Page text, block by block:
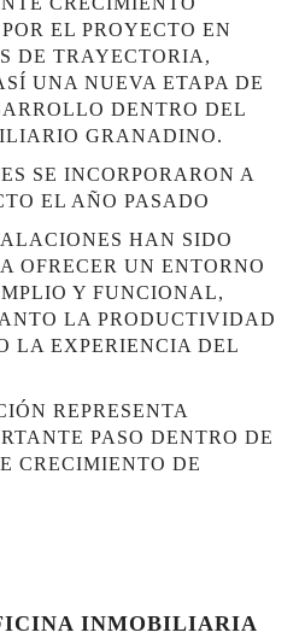
EL PROYECTO EN
DE TRAYECTORIA,
UNA NUEVA ETAPA DE
DENTRO DEL
GRANADINO.
SE INCORPORARON A
EL AÑO PASADO
HAN SIDO
OFRECER UN ENTORNO
Y FUNCIONAL,
LA PRODUCTIVIDAD
LA EXPERIENCIA DEL
REPRESENTA
PASO DENTRO DE
CRECIMIENTO DE
INMOBILIARIA